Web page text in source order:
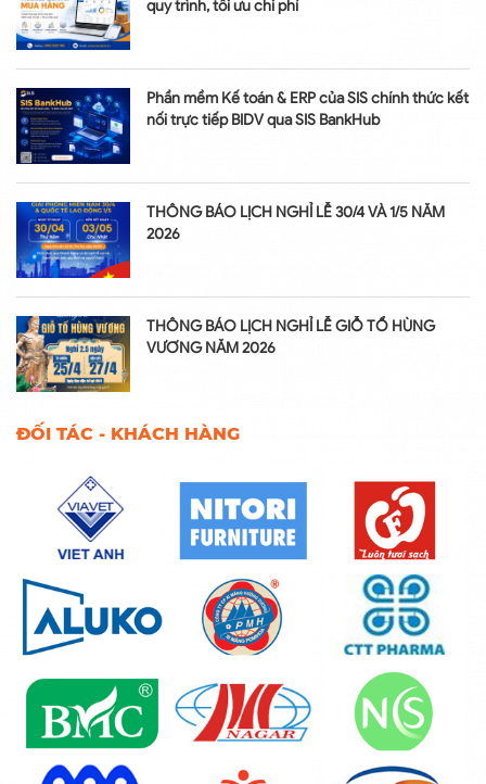
quy trình, tối ưu chi phí
Phần mềm Kế toán & ERP của SIS chính thức kết
nối trực tiếp BIDV qua SIS BankHub
THÔNG BÁO LỊCH NGHỈ LỄ 30/4 VÀ 1/5 NĂM
2026
THÔNG BÁO LỊCH NGHỈ LỄ GIỖ TỔ HÙNG
VƯƠNG NĂM 2026
ĐỐI TÁC - KHÁCH HÀNG